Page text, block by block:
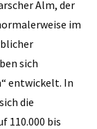
Alm, der
im
sich
entwickelt. In
die
110.000 bis